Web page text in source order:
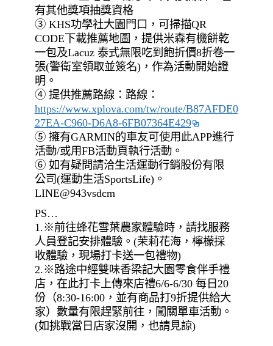
有其他獎項抽獎資格
③ KHS功學社大園門口，可掃描QR
CODE下載推薦地圖，提供米森有機餅乾
一包及Lacuz 泰式無限吃到飽折價8折卷一
張(警衛室領取並簽名)，作為活動開始證
明。
④ 提供推薦路線：路線：
https://www.xplova.com/tw/route/B87AFDE0-
27EA-C960-D6A8-6FB07364E429
⑤ 擁有GARMIN的車友可使用此APP進行
活動/或用FB活動頁執行活動。
⑥ 如有疑問請洽生活運動行銷股份有限
公司(運動生活SportsLife)。
LINE@943vsdcm
PS…
1.※前往蜂花雪葉農家體驗時，請找服務
人員登記安排體驗。(茉莉花海，檸檬採
收體驗，現場打卡送一包禮物)
2.※路途中經雙味香梁記大園零食伴手禮
店，在此打卡上傳來店禮6/6-6/30 每日20
份（8:30-16:00，並有商品打9折提供給大
家）數量有限趕緊前往，闖關單車活動。
(如挑戰當日店家沒開，也請見諒)